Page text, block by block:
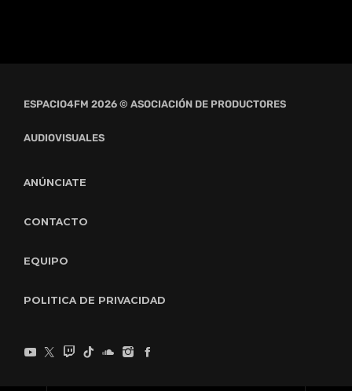
ESPACIO4FM 2026 © ASOCIACIÓN DE PRODUCTORES
AUDIOVISUALES
ANÚNCIATE
CONTACTO
EQUIPO
POLITICA DE PRIVACIDAD